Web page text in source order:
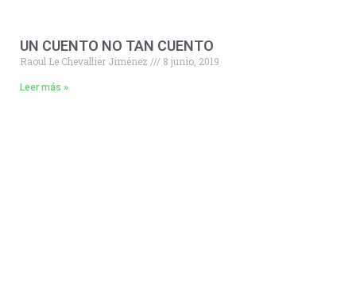
UN CUENTO NO TAN CUENTO
Raoul Le Chevallier Jiménez 8 junio, 2019
Leer más »